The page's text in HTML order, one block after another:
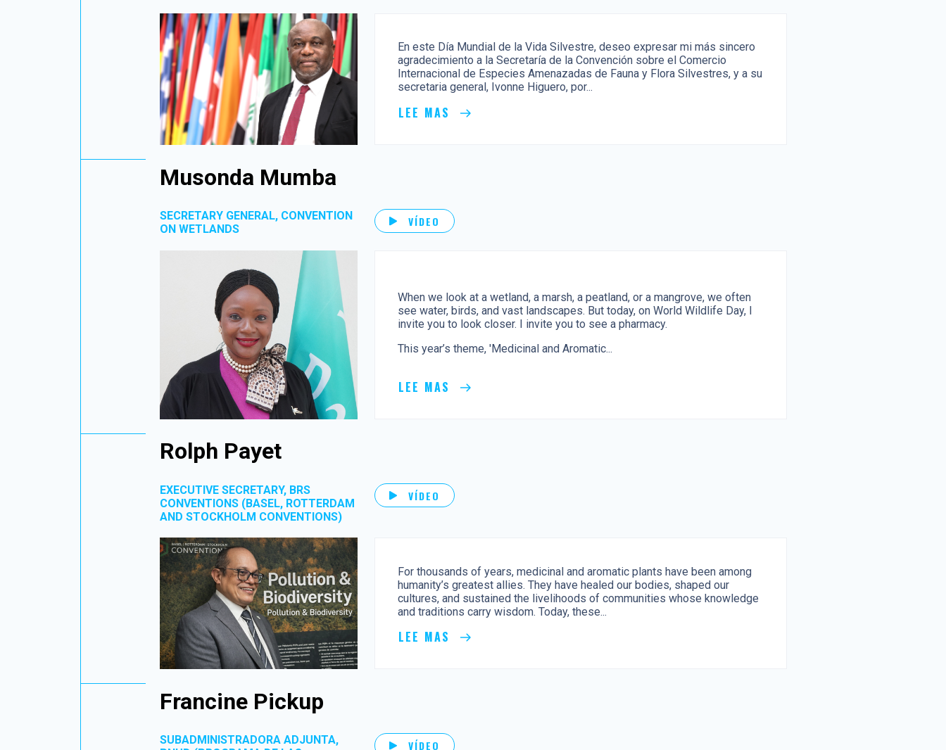
En este Día Mundial de la Vida Silvestre, deseo expresar mi más sincero
agradecimiento a la Secretaría de la Convención sobre el Comercio
Internacional de Especies Amenazadas de Fauna y Flora Silvestres, y a su
secretaria general, Ivonne Higuero, por...
LEE MAS
Musonda Mumba
SECRETARY GENERAL, CONVENTION
ON WETLANDS
VÍDEO
When we look at a wetland, a marsh, a peatland, or a mangrove, we often
see water, birds, and vast landscapes. But today, on World Wildlife Day, I
invite you to look closer. I invite you to see a pharmacy.
This year’s theme, 'Medicinal and Aromatic...
LEE MAS
Rolph Payet
EXECUTIVE SECRETARY, BRS
CONVENTIONS (BASEL, ROTTERDAM
AND STOCKHOLM CONVENTIONS)
VÍDEO
For thousands of years, medicinal and aromatic plants have been among
humanity’s greatest allies. They have healed our bodies, shaped our
cultures, and sustained the livelihoods of communities whose knowledge
and traditions carry wisdom. Today, these...
LEE MAS
Francine Pickup
SUBADMINISTRADORA ADJUNTA,
VÍDEO